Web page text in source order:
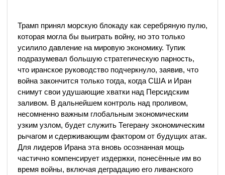
Трамп принял морскую блокаду как серебряную пулю,
которая могла бы выиграть войну, но это только
усилило давление на мировую экономику. Тупик
подразумевал большую стратегическую парность,
что иранское руководство подчеркнуло, заявив, что
война закончится только тогда, когда США и Иран
снимут свои удушающие хватки над Персидским
заливом. В дальнейшем контроль над проливом,
несомненно важным глобальным экономическим
узким узлом, будет служить Тегерану экономическим
рычагом и сдерживающим фактором от будущих атак.
Для лидеров Ирана эта вновь осознанная мощь
частично компенсирует издержки, понесённые им во
время войны, включая деградацию его ливанского